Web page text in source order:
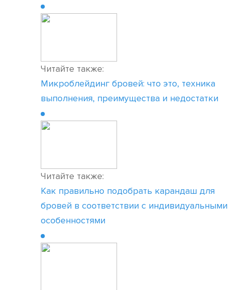
Читайте также:
Микроблейдинг бровей: что это, техника
выполнения, преимущества и недостатки
Читайте также:
Как правильно подобрать карандаш для
бровей в соответствии с индивидуальными
особенностями